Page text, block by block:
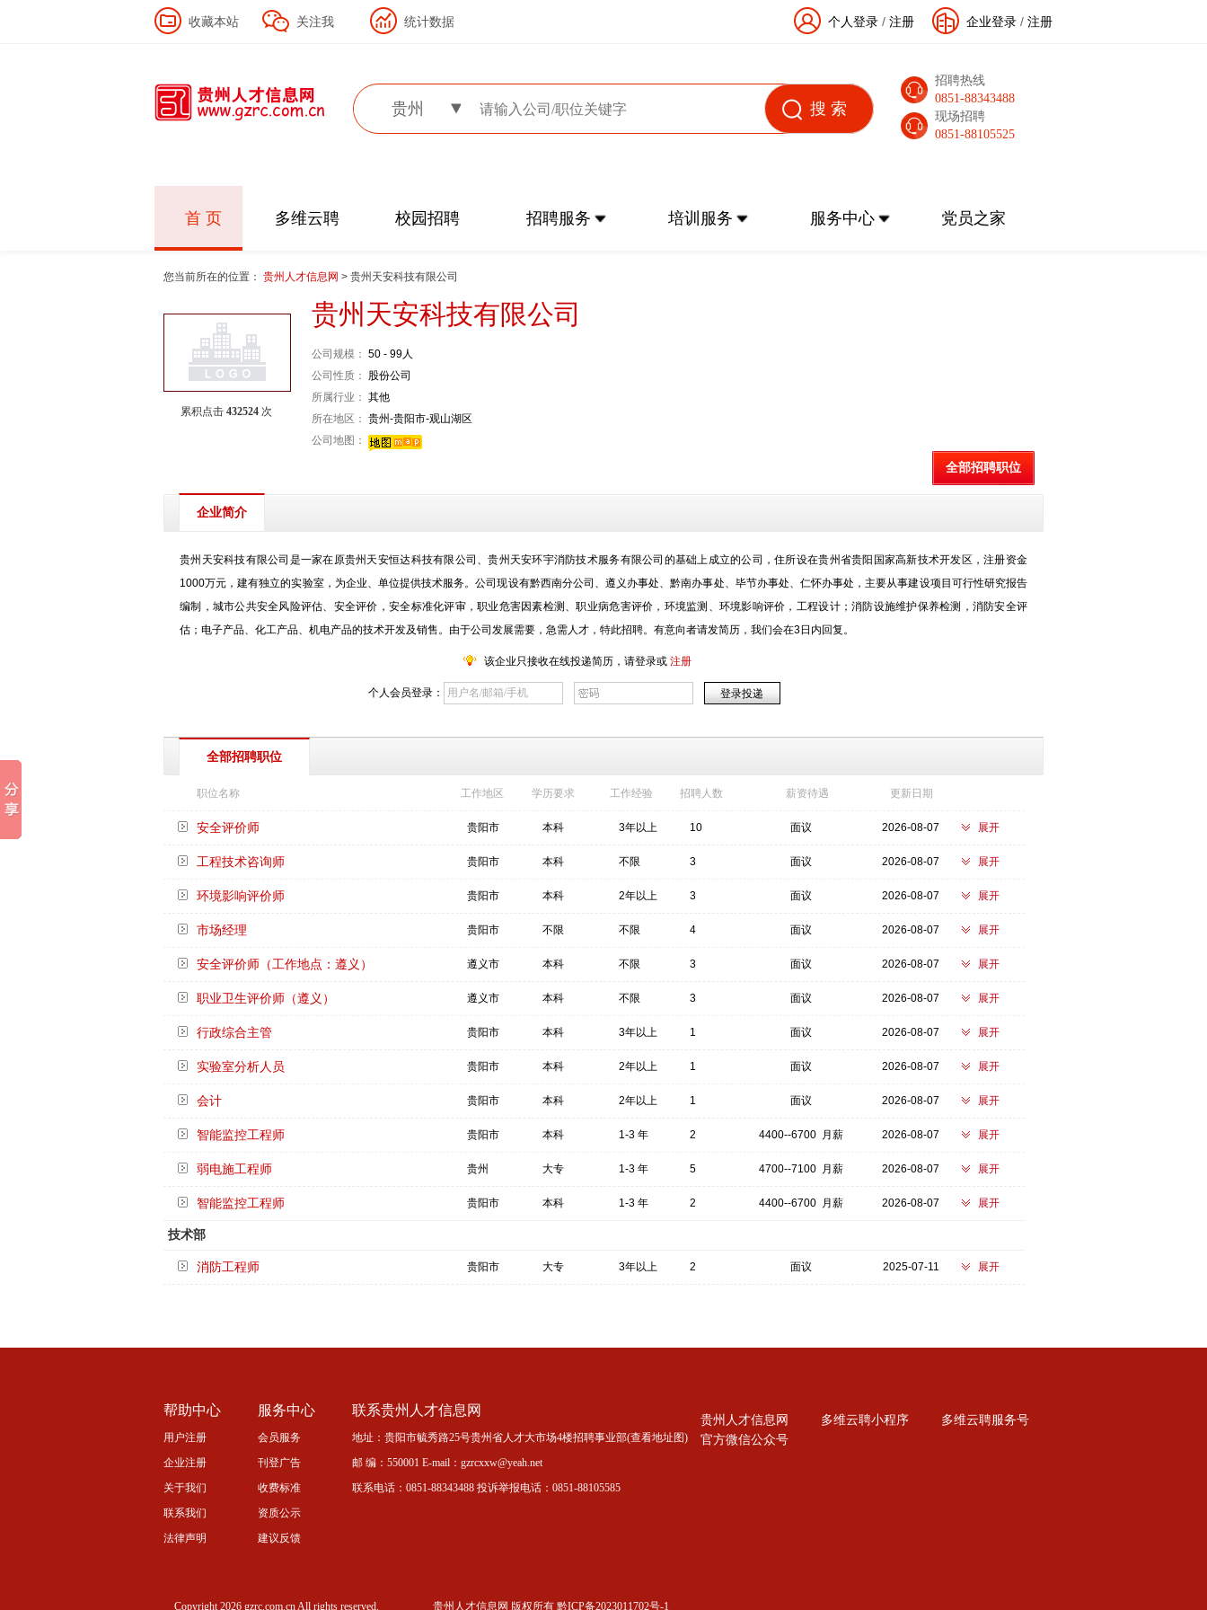
收藏本站 关注我 统计数据 企业登录 / 注册
个人登录 / 注册
贵州
招聘热线
0851-88343488
现场招聘
0851-88105525
首 页 多维云聘 校园招聘 招聘服务 培训服务 服务中心 党员之家
您当前所在的位置： 贵州人才信息网 > 贵州天安科技有限公司
累积点击 432524 次
贵州天安科技有限公司
公司规模： 50 - 99人
公司性质：
股份公司
所属行业： 其他
所在地区： 贵州-贵阳市-观山湖区
公司地图：
全部招聘职位
企业简介
贵州天安科技有限公司是一家在原贵州天安恒达科技有限公司、贵州天安环宇消防技术服务有限公司的基础上成立的公司，住所设在贵州省贵阳国家高新技术开发区，注册资金
1000万元，建有独立的实验室，为企业、单位提供技术服务。公司现设有黔西南分公司、遵义办事处、黔南办事处、毕节办事处、仁怀办事处，主要从事建设项目可行性研究报告
编制，城市公共安全风险评估、安全评价，安全标准化评审，职业危害因素检测、职业病危害评价，环境监测、环境影响评价，工程设计；消防设施维护保养检测，消防安全评
估；电子产品、化工产品、机电产品的技术开发及销售。由于公司发展需要，急需人才，特此招聘。有意向者请发简历，我们会在3日内回复。
该企业只接收在线投递简历，请登录或 注册
个人会员登录：
全部招聘职位
职位名称 工作地区 学历要求 工作经验 招聘人数 薪资待遇 更新日期
安全评价师 贵阳市 本科 3年以上 10 面议 2026-08-07 展开
工程技术咨询师 贵阳市 本科 不限 3 面议 2026-08-07 展开
环境影响评价师 贵阳市 本科 2年以上 3 面议 2026-08-07 展开
市场经理 贵阳市 不限 不限 4 面议 2026-08-07 展开
安全评价师（工作地点：遵义） 遵义市 本科 不限 3 面议 2026-08-07 展开
职业卫生评价师（遵义） 遵义市 本科 不限 3 面议 2026-08-07 展开
行政综合主管 贵阳市 本科 3年以上 1 面议 2026-08-07 展开
实验室分析人员 贵阳市 本科 2年以上 1 面议 2026-08-07 展开
会计 贵阳市 本科 2年以上 1 面议 2026-08-07 展开
智能监控工程师 贵阳市 本科 1-3 年 2 4400--6700 月薪 2026-08-07 展开
弱电施工程师 贵州 大专 1-3 年 5 4700--7100 月薪 2026-08-07 展开
智能监控工程师 贵阳市 本科 1-3 年 2 4400--6700 月薪 2026-08-07 展开
技术部
消防工程师 贵阳市 大专 3年以上 2 面议 2025-07-11 展开
帮助中心
用户注册
企业注册
关于我们
联系我们
法律声明
服务中心
会员服务
刊登广告
收费标准
资质公示
建议反馈
联系贵州人才信息网
地址：贵阳市毓秀路25号贵州省人才大市场4楼招聘事业部(查看地址图)
邮 编：550001 E-mail：gzrcxxw@yeah.net
联系电话：0851-88343488 投诉举报电话：0851-88105585
贵州人才信息网
官方微信公众号
多维云聘小程序 多维云聘服务号
Copyright 2026 gzrc.com.cn All rights reserved. 贵州人才信息网 版权所有 黔ICP备2023011702号-1